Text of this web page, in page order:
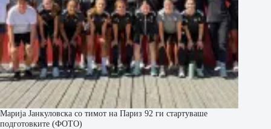
Марија Јанкуловска со тимот на Париз 92 ги стартуваше
подготовките (ФОТО)